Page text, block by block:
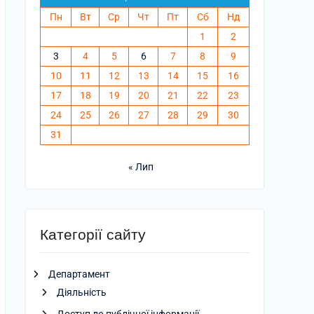
Пн
Вт Ср Чт Пт Сб
Нд
1
2
3
4 5 6 7 8
9
10
11 12 13 14 15
16
17
18 19 20 21 22
23
24
25 26 27 28 29
30
31
« Лип
Категорії сайту
Департамент
Діяльність